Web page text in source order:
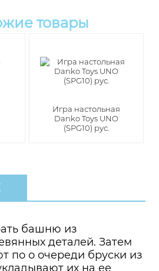
товары
Игра настольная
Danko Toys UNO
(SPG10) рус.
башню из
деталей. Затем
по о очереди бруски из
их на ее